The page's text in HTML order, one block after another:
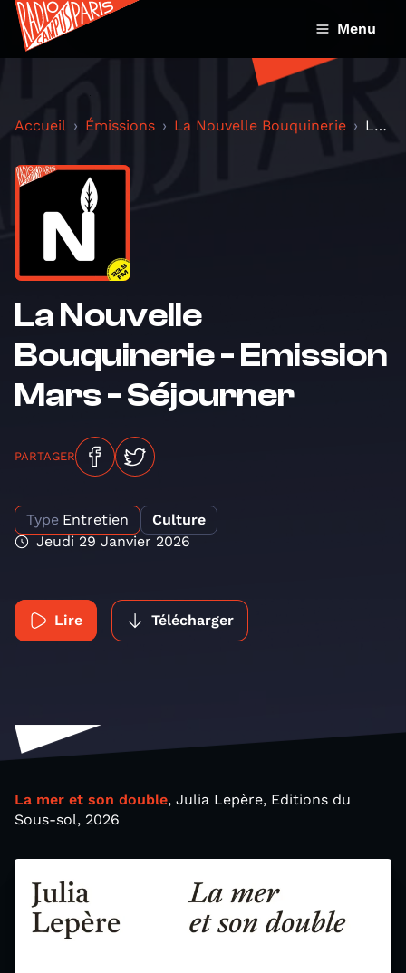
Menu
Accueil Émissions La Nouvelle Bouquinerie La Nouvelle Bouquinerie - Emission Mars - Séjourne...
La Nouvelle
Bouquinerie - Emission
Mars - Séjourner
PARTAGER
Type Entretien
Culture
Jeudi 29 Janvier 2026
Lire Télécharger
La mer et son double, Julia Lepère, Editions du
Sous-sol, 2026